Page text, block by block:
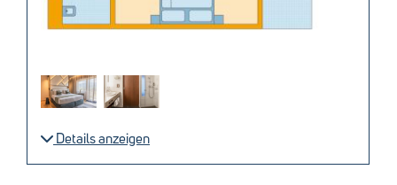
Details anzeigen